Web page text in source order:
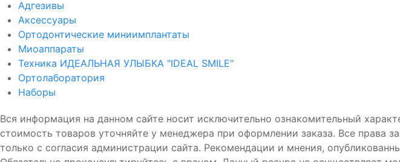
Адгезивы
Аксессуары
Ортодонтические миниимплантаты
Миоаппараты
Техника ИДЕАЛЬНАЯ УЛЫБКА "IDEAL SMILE"
Ортолаборатория
Наборы
Вся информация на данном сайте носит исключительно ознакомительный
стоимость товаров уточняйте у менеджера при оформлении заказа. Все права
только с согласия администрации сайта. Рекомендации и мнения,